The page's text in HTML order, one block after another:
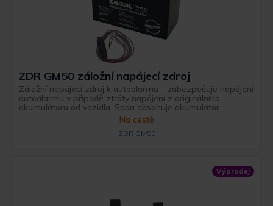
ZDR GM50 záložní napájecí zdroj
Záložní napájecí zdroj k autoalarmu - zabezpečuje napájení
autoalarmu v případě ztráty napájení z originálního
akumulátoru od vozidla. Sada obsahuje akumulátor ...
Na cestě
ZDR GM50
Výprodej